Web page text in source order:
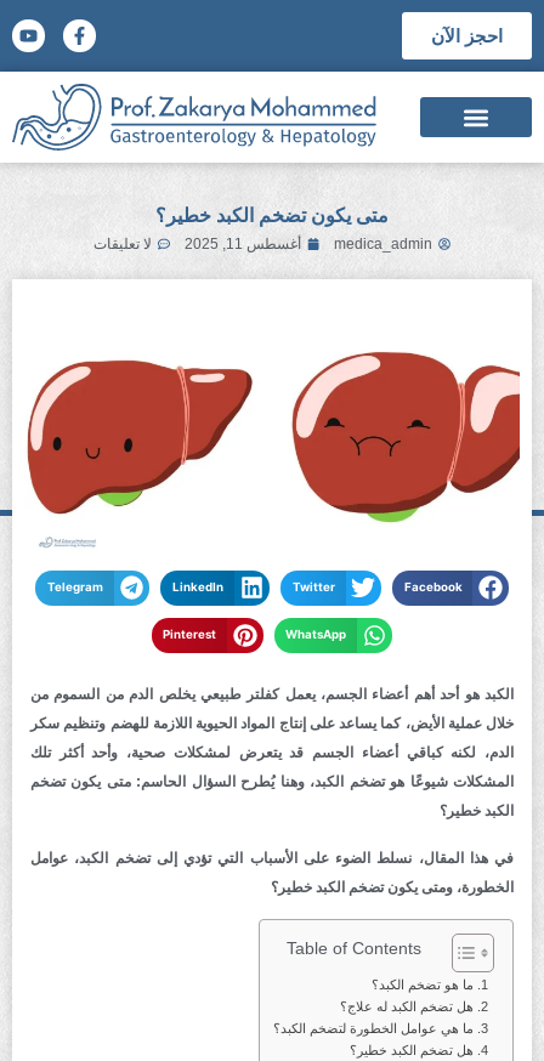
احجز الآن
متى يكون تضخم الكبد خطير؟
medica_admin أغسطس 11, 2025 لا تعليقات
Facebook
Twitter
LinkedIn
Telegram
WhatsApp
Pinterest
الكبد هو أحد أهم أعضاء الجسم، يعمل كفلتر طبيعي يخلص الدم من السموم من
خلال عملية الأيض، كما يساعد على إنتاج المواد الحيوية اللازمة للهضم وتنظيم سكر
الدم، لكنه كباقي أعضاء الجسم قد يتعرض لمشكلات صحية، وأحد أكثر تلك
المشكلات شيوعًا هو تضخم الكبد، وهنا يُطرح السؤال الحاسم: متى يكون تضخم
الكبد خطير؟
في هذا المقال، نسلط الضوء على الأسباب التي تؤدي إلى تضخم الكبد، عوامل
الخطورة، ومتى يكون تضخم الكبد خطير؟
Table of Contents
ما هو تضخم الكبد؟
هل تضخم الكبد له علاج؟
ما هي عوامل الخطورة لتضخم الكبد؟
هل تضخم الكبد خطير؟